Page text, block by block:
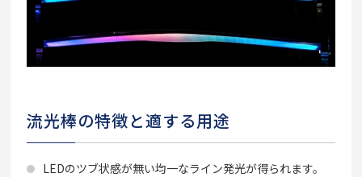
流光棒の特徴と適する用途
LEDのツブ状感が無い均一なライン発光が得られます。